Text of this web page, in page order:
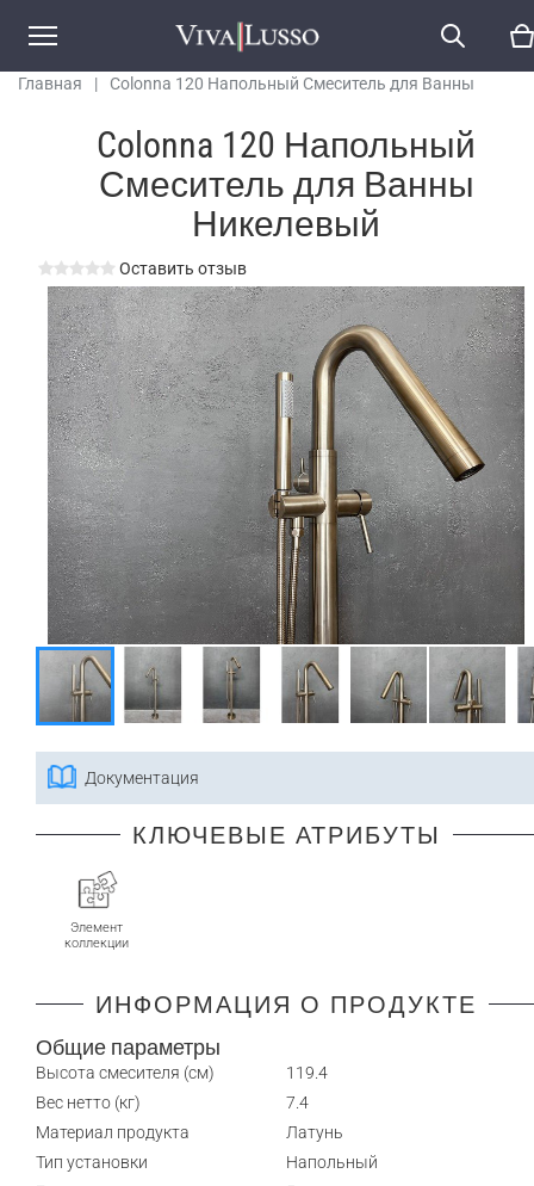
Главная |
Colonna 120 Напольный Смеситель для Ванны
Colonna 120 Напольный
Смеситель для Ванны
Никелевый
Оставить отзыв
Документация
КЛЮЧЕВЫЕ АТРИБУТЫ
Элемент
коллекции
ИНФОРМАЦИЯ О ПРОДУКТЕ
Общие параметры
Высота смесителя (см)
119.4
Вес нетто (кг)
7.4
Материал продукта
Латунь
Тип установки
Напольный